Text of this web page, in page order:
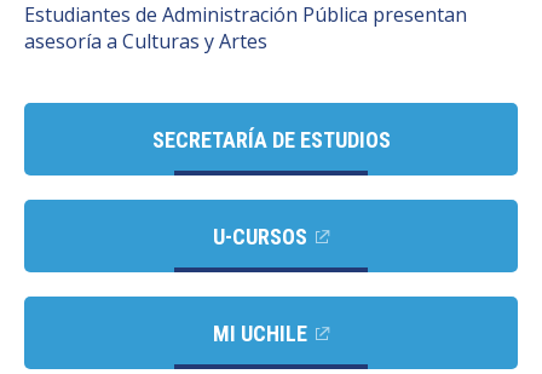
Estudiantes de Administración Pública presentan
asesoría a Culturas y Artes
SECRETARÍA DE ESTUDIOS
U-CURSOS
MI UCHILE